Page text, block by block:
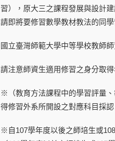
習），原大三之課程發展與設計
請即將要修習數學教材教法的同
國立臺灣師範大學中等學校教師
請注意師資生適用修習之身分取
※（教育方法課程中的學習評量
得修習外系所開設之對應科目採認
※自107學年度以後之師培生或